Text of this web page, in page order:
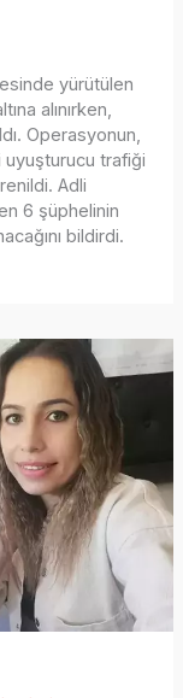
yürütülen
alınırken,
Operasyonun,
uyuşturucu trafiği
Adli
6 şüphelinin
bildirdi.